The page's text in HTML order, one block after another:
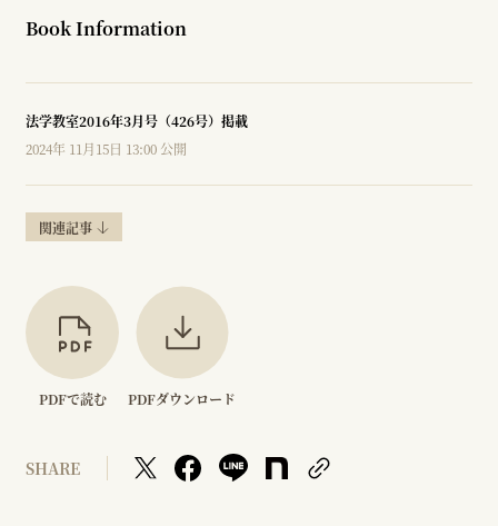
Book Information
法学教室2016年3月号（426号）掲載
2024年 11月15日 13:00 公開
関連記事
PDFで読む PDFダウンロード
SHARE